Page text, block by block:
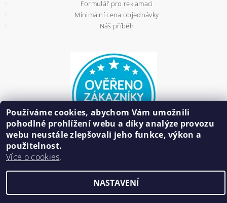
Formulář pro reklamaci
Minimální cena objednávky
Náš příběh
2026 ©HAIR BIŽUTERIE, všechna práva vyhrazena
Vytvořil Shoptet
Používáme cookies, abychom Vám umožnili
pohodlné prohlížení webu a díky analýze provozu
webu neustále zlepšovali jeho funkce, výkon a
použitelnost.
Více o cookies.
NASTAVENÍ